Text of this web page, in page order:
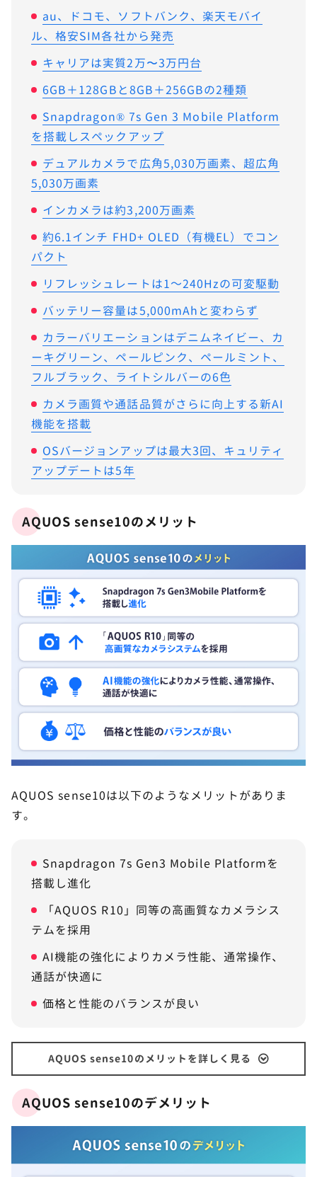
au、ドコモ、ソフトバンク、楽天モバイ
ル、格安SIM各社から発売
キャリアは実質2万〜3万円台
6GB＋128GBと8GB＋256GBの2種類
Snapdragon® 7s Gen 3 Mobile Platform
を搭載しスペックアップ
デュアルカメラで広角5,030万画素、超広角
5,030万画素
インカメラは約3,200万画素
約6.1インチ FHD+ OLED（有機EL）でコン
パクト
リフレッシュレートは1～240Hzの可変駆動
バッテリー容量は5,000mAhと変わらず
カラーバリエーションはデニムネイビー、カ
ーキグリーン、ペールピンク、ペールミント、
フルブラック、ライトシルバーの6色
カメラ画質や通話品質がさらに向上する新AI
機能を搭載
OSバージョンアップは最大3回、キュリティ
アップデートは5年
AQUOS sense10のメリット
AQUOS sense10は以下のようなメリットがありま
す。
Snapdragon 7s Gen3 Mobile Platformを
搭載し進化
「AQUOS R10」同等の高画質なカメラシス
テムを採用
AI機能の強化によりカメラ性能、通常操作、
通話が快適に
価格と性能のバランスが良い
AQUOS sense10のメリットを詳しく見る
AQUOS sense10のデメリット